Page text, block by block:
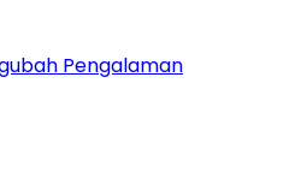
Pengalaman